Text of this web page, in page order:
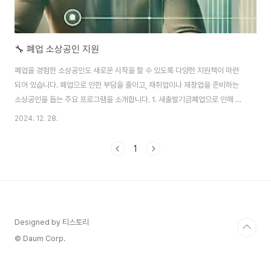
🔧 폐업 소상공인 지원
폐업을 경험한 소상공인도 새로운 시작을 할 수 있도록 다양한 지원책이 마련
되어 있습니다. 폐업으로 인한 부담을 줄이고, 재취업이나 재창업을 준비하는
소상공인을 돕는 주요 프로그램을 소개합니다. 1. 새출발기금폐업으로 인해 경
제적 어려움을 겪는 소상공인을 위해 새출발기금의 지원 규모가 확대되었습니
습니다.주요 혜택대출 상환 부담 완화추가적인 자금 조달 지원2. 점포 철거비
2024. 12. 28.
1
Designed by 티스토리
© Daum Corp.